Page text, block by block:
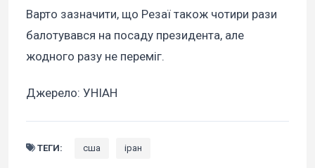
Варто зазначити, що Резаї також чотири рази
балотувався на посаду президента, але
жодного разу не переміг.
Джерело: УНІАН
ТЕГИ: сша іран